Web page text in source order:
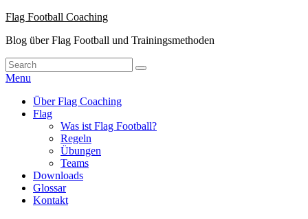
Skip
content
Flag Football Coaching
Blog über Flag Football und Trainingsmethoden
Search
for:
Suche
Menu
Hauptmenü
Über Flag Coaching
Flag
Was ist Flag Football?
Regeln
Übungen
Teams
Downloads
Glossar
Kontakt